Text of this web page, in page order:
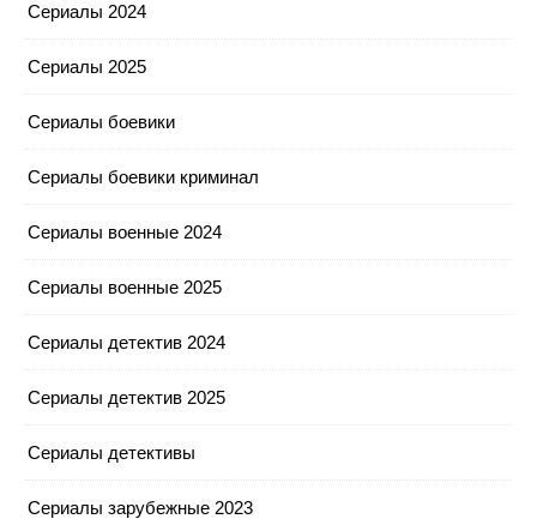
Сериалы 2024
Сериалы 2025
Сериалы боевики
Сериалы боевики криминал
Сериалы военные 2024
Сериалы военные 2025
Сериалы детектив 2024
Сериалы детектив 2025
Сериалы детективы
Сериалы зарубежные 2023